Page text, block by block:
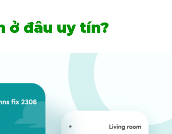
ở đâu uy tín?